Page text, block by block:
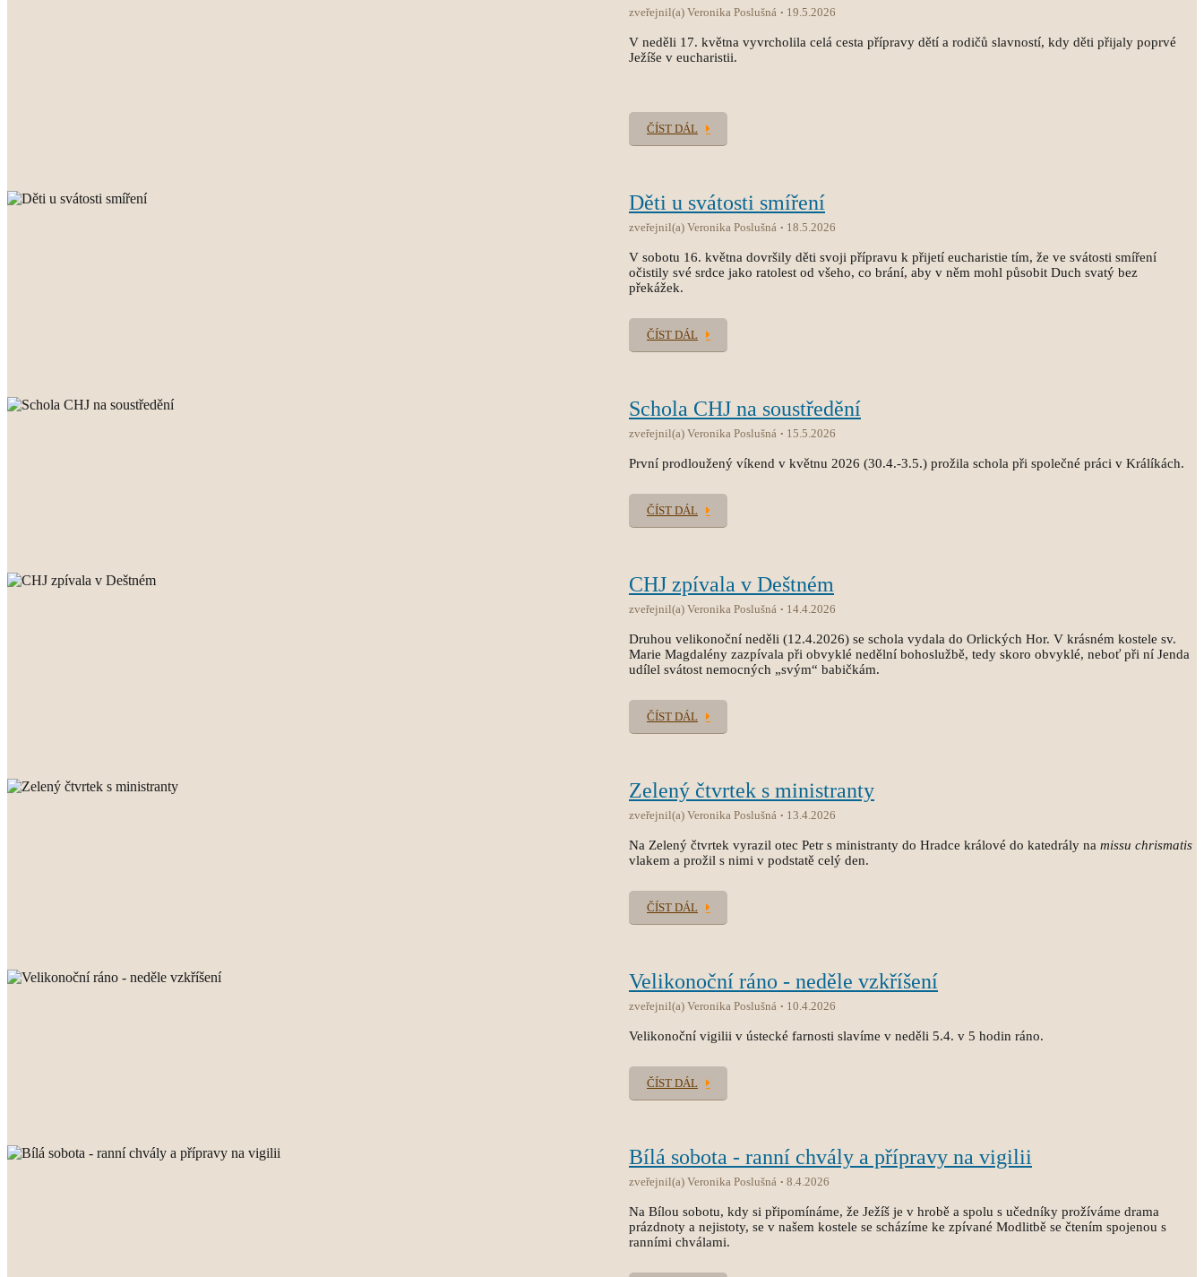
zveřejnil(a) Veronika Poslušná 19.5.2026
V neděli 17. května vyvrcholila celá cesta přípravy dětí a rodičů slavností, kdy děti přijaly poprvé
Ježíše v eucharistii.
ČÍST DÁL
Děti u svátosti smíření
zveřejnil(a) Veronika Poslušná 18.5.2026
V sobotu 16. května dovršily děti svoji přípravu k přijetí eucharistie tím, že ve svátosti smíření
očistily své srdce jako ratolest od všeho, co brání, aby v něm mohl působit Duch svatý bez
překážek.
ČÍST DÁL
Schola CHJ na soustředění
zveřejnil(a) Veronika Poslušná 15.5.2026
První prodloužený víkend v květnu 2026 (30.4.-3.5.) prožila schola při společné práci v Králíkách.
ČÍST DÁL
CHJ zpívala v Deštném
zveřejnil(a) Veronika Poslušná 14.4.2026
Druhou velikonoční neděli (12.4.2026) se schola vydala do Orlických Hor. V krásném kostele sv.
Marie Magdalény zazpívala při obvyklé nedělní bohoslužbě, tedy skoro obvyklé, neboť při ní Jenda
udílel svátost nemocných „svým“ babičkám.
ČÍST DÁL
Zelený čtvrtek s ministranty
zveřejnil(a) Veronika Poslušná 13.4.2026
Na Zelený čtvrtek vyrazil otec Petr s ministranty do Hradce králové do katedrály na missu chrismatis
vlakem a prožil s nimi v podstatě celý den.
ČÍST DÁL
Velikonoční ráno - neděle vzkříšení
zveřejnil(a) Veronika Poslušná 10.4.2026
Velikonoční vigilii v ústecké farnosti slavíme v neděli 5.4. v 5 hodin ráno.
ČÍST DÁL
Bílá sobota - ranní chvály a přípravy na vigilii
zveřejnil(a) Veronika Poslušná 8.4.2026
Na Bílou sobotu, kdy si připomínáme, že Ježíš je v hrobě a spolu s učedníky prožíváme drama
prázdnoty a nejistoty, se v našem kostele se scházíme ke zpívané Modlitbě se čtením spojenou s
ranními chválami.